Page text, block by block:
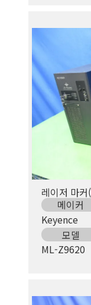
레이저 마커
메이커
Keyence
모델
ML-Z9620